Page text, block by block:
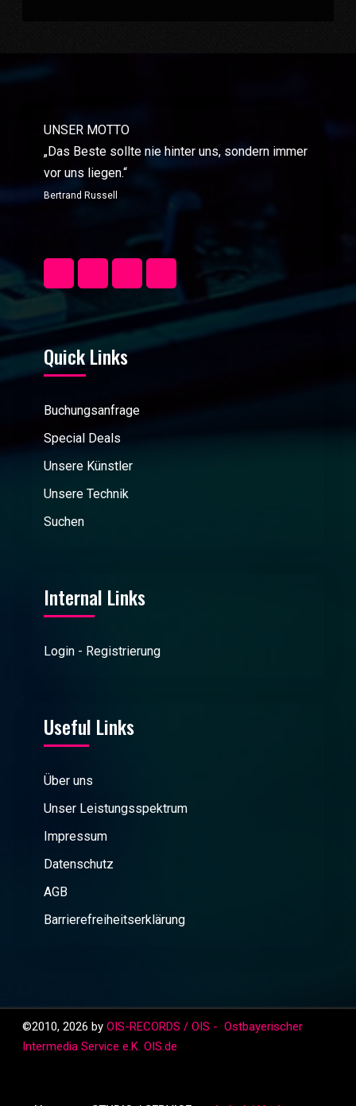
UNSER MOTTO
„Das Beste sollte nie hinter uns, sondern immer
vor uns liegen.“
Bertrand Russell
Quick Links
Buchungsanfrage
Special Deals
Unsere Künstler
Unsere Technik
Suchen
Internal Links
Login - Registrierung
Useful Links
Über uns
Unser Leistungsspektrum
Impressum
Datenschutz
AGB
Barrierefreiheitserklärung
©2010, 2026 by OIS-RECORDS / OIS - Ostbayerischer
Intermedia Service e.K. OIS.de